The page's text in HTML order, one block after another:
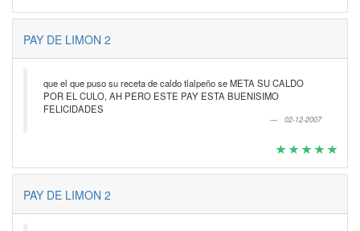
PAY DE LIMON 2
que el que puso su receta de caldo tlalpeño se META SU CALDO
POR EL CULO, AH PERO ESTE PAY ESTA BUENISIMO
FELICIDADES
02-12-2007
PAY DE LIMON 2